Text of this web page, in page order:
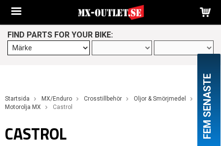
FIND PARTS FOR YOUR BIKE:
Startsida MX/Enduro Crosstillbehör
Oljor & Smörjmedel
Motorolja MX
Castrol
CASTROL FEM SENASTE